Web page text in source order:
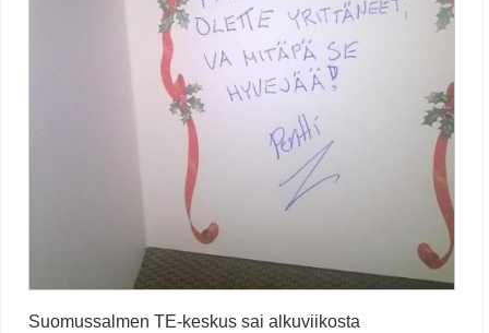
Suomussalmen TE-keskus sai alkuviikosta